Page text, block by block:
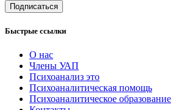
Подписаться
Быстрые ссылки
О нас
Члены УАП
Психоанализ это
Психоаналитическая помощь
Психоаналитическое образование